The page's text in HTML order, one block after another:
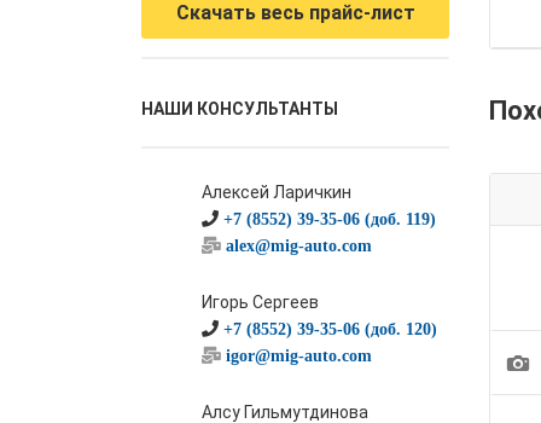
Скачать весь прайс-лист
НАШИ КОНСУЛЬТАНТЫ
Алексей Ларичкин
+7 (8552) 39-35-06 (доб. 119)
alex@mig-auto.com
Игорь Сергеев
+7 (8552) 39-35-06 (доб. 120)
igor@mig-auto.com
Алсу Гильмутдинова
1